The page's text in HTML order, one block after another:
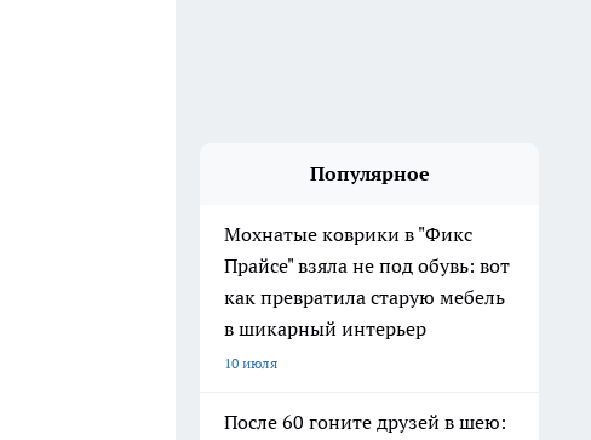
Популярное
Мохнатые коврики в "Фикс
Прайсе" взяла не под обувь: вот
как превратила старую мебель
в шикарный интерьер
10 июля
После 60 гоните друзей в шею: